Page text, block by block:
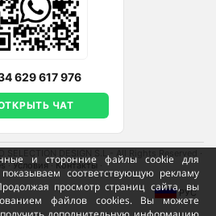
и сторонние файлы cookie для
соответствующую рекламу
просмотр страниц сайта, вы
файлов cookies. Вы можете
629 617 976
ЧАТ
DESIGN S.L - All Rights Reserved
·Условия· Контакты
РУС